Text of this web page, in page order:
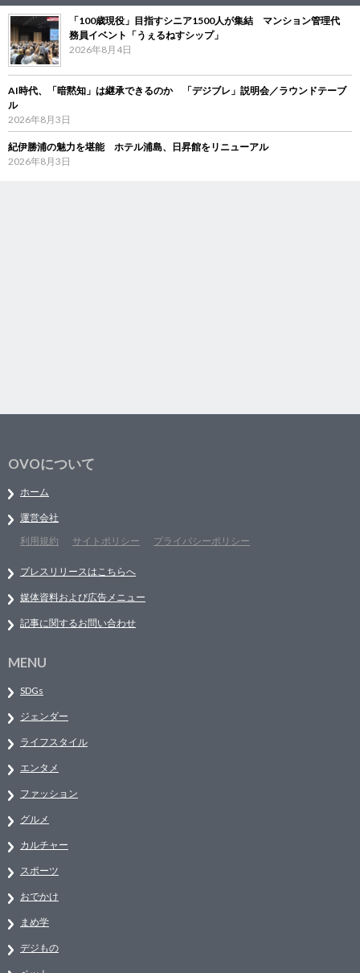
「100歳現役」目指すシニア1500人が集結 マンション管理代
務員イベント「うぇるねすシップ」
2026年8月4日
AI時代、「暗黙知」は継承できるのか 「デジブレ」説明会／ラウンドテーブ
ル
2026年8月3日
紀伊勝浦の魅力を堪能 ホテル浦島、日昇館をリニューアル
2026年8月3日
OVOについて
ホーム
運営会社
利用規約
サイトポリシー プライバシーポリシー
プレスリリースはこちらへ
媒体資料および広告メニュー
記事に関するお問い合わせ
MENU
SDGs
ジェンダー
ライフスタイル
エンタメ
ファッション
グルメ
カルチャー
スポーツ
おでかけ
まめ学
デジもの